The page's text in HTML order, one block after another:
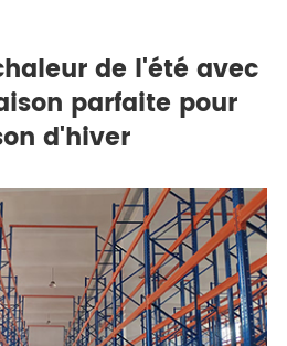
de l'été avec
parfaite pour
d'hiver